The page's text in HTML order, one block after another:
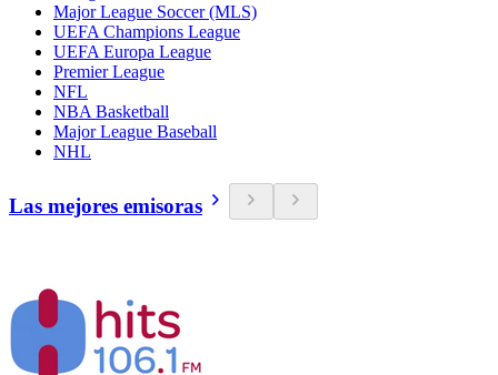
Major League Soccer (MLS)
UEFA Champions League
UEFA Europa League
Premier League
NFL
NBA Basketball
Major League Baseball
NHL
Las mejores emisoras